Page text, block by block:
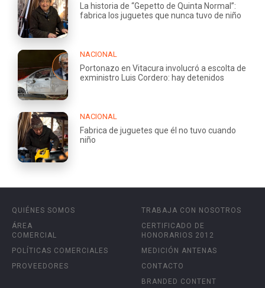
La historia de “Gepetto de Quinta Normal”:
fabrica los juguetes que nunca tuvo de niño
NACIONAL
Portonazo en Vitacura involucró a escolta de
exministro Luis Cordero: hay detenidos
NACIONAL
Fabrica de juguetes que él no tuvo cuando
niño
QUIÉNES SOMOS
ÁREA
COMERCIAL
POLÍTICAS COMERCIALES
PROVEEDORES
TRABAJA CON NOSOTROS
CERTIFICADO DE
HONORARIOS 2012
MEDICIÓN ANTENAS
CONTACTO
BRANDED CONTENT